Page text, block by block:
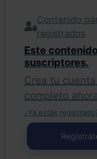
Contenido
registrados
Este
suscriptores.
Crea tu cuenta
completo
¿Ya estás